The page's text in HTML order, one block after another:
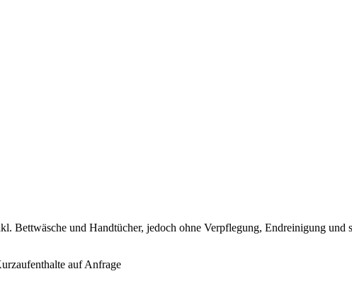
Bettwäsche und Handtücher, jedoch ohne Verpflegung, Endreinigung
auf Anfrage